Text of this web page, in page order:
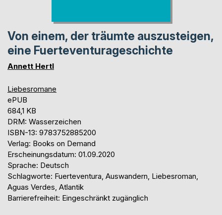
Von einem, der träumte auszusteigen,
eine Fuerteventurageschichte
Annett Hertl
Liebesromane
ePUB
684,1 KB
DRM: Wasserzeichen
ISBN-13: 9783752885200
Verlag: Books on Demand
Erscheinungsdatum: 01.09.2020
Sprache: Deutsch
Schlagworte: Fuerteventura, Auswandern, Liebesroman,
Aguas Verdes, Atlantik
Barrierefreiheit: Eingeschränkt zugänglich